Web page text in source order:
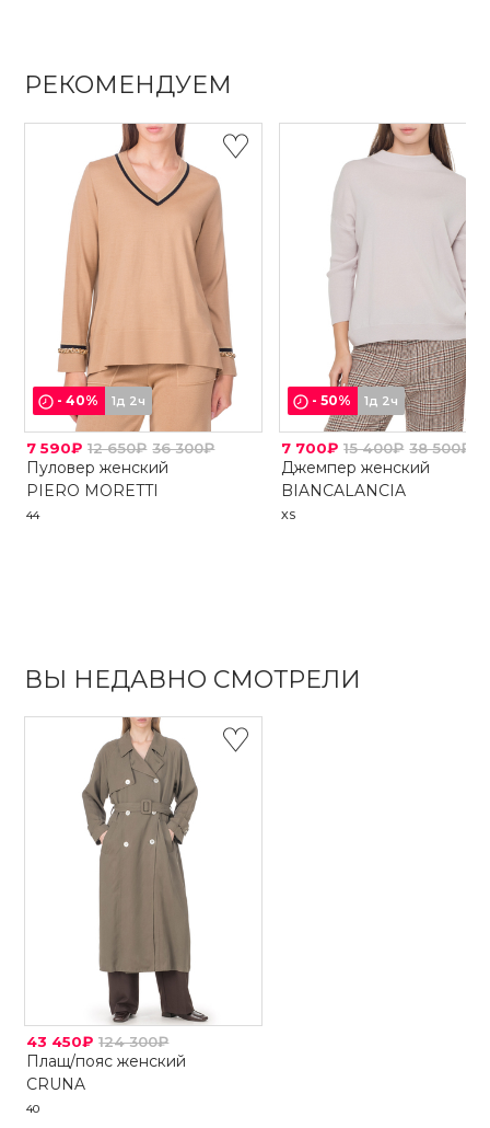
РЕКОМЕНДУЕМ
-40% 1д 2ч
7 590₽ 12 650₽ 36 300₽
Пуловер женский
PIERO MORETTI
44
-50% 1д 2ч
7 700₽ 15 400₽ 38 500₽
Джемпер женский
BIANCALANCIA
XS
ВЫ НЕДАВНО СМОТРЕЛИ
43 450₽ 124 300₽
Плащ/пояс женский
CRUNA
40